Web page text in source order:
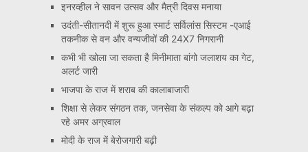
इनरव्हील ने सावन उत्सव और मैत्री दिवस मनाया
उदंती-सीतानदी में शुरू हुआ स्मार्ट सर्विलांस सिस्टम -एआई
तकनीक से वन और वन्यजीवों की 24X7 निगरानी
कभी भी खोला जा सकता है मिनीमाता बांगो जलाशय का गेट,
अलर्ट जारी
भाजपा के राज में शराब की कालाबाजारी
शिक्षा से लेकर संगठन तक, जनसेवा के संकल्प को आगे बढ़ा
रहे अमर अग्रवाल
मोदी के राज में बेरोजगारी बढ़ी